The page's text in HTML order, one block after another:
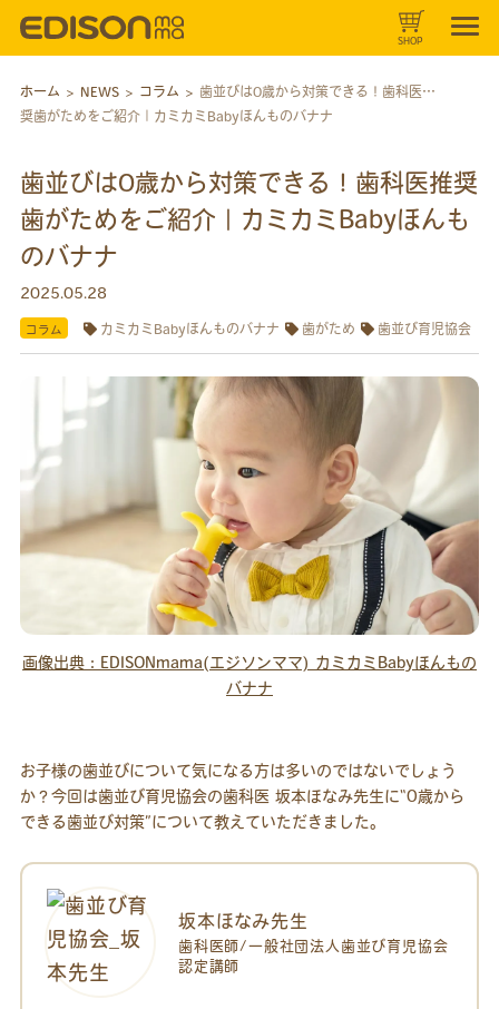
SHOP
ホーム > NEWS> コラム > 歯並びは0歳から対策できる！歯科医推
奨歯がためをご紹介｜カミカミBabyほんものバナナ
歯並びは0歳から対策できる！歯科医推奨
歯がためをご紹介｜カミカミBabyほんも
のバナナ
2025.05.28
コラム カミカミBabyほんものバナナ 歯がため 歯並び育児協会
画像出典：EDISONmama(エジソンママ) カミカミBabyほんもの
バナナ
お子様の歯並びについて気になる方は多いのではないでしょう
か？今回は歯並び育児協会の歯科医 坂本ほなみ先生に“0歳から
できる歯並び対策”について教えていただきました。
坂本ほなみ先生
歯科医師/一般社団法人歯並び育児協会
認定講師